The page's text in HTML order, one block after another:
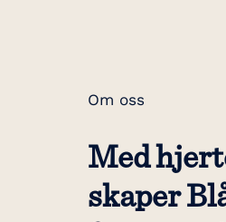
Om oss
Med
skaper